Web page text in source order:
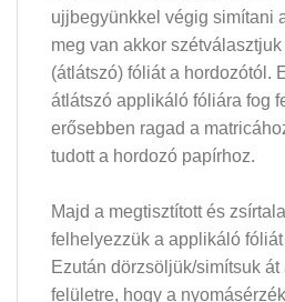
ujjbegyünkkel végig simítani
meg van akkor
(átlátszó) fóliát a hordozótól.
átlátszó applikáló fóliára fog
erősebben ragad a
tudott a hordozó papírhoz.
Majd a megtisztított és
felhelyezzük a applikáló
Ezután dörzsöljük/simítsuk át
felületre, hogy a